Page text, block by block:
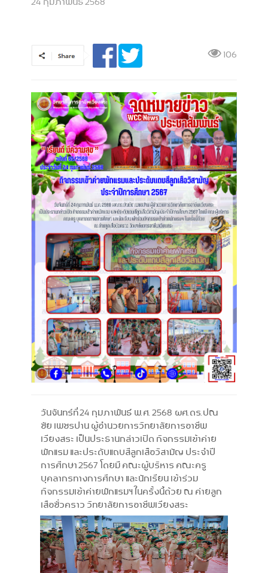
106
วันจันทร์ที่ 24 กุมภาพันธ์ พ.ศ. 2568 ผศ.ดร.ปณ
ชัย เพชรปาน ผู้อำนวยการวิทยาลัยการอาชีพ
เวียงสระ เป็นประธานกล่าวเปิด กิจกรรมเข้าค่าย
พักแรม และประดับแถบสีลูกเสือวิสามัญ ประจำปี
การศึกษา 2567 โดยมี คณะผู้บริหาร คณะครู
บุคลากรทางการศึกษา และนักเรียน เข้าร่วม
กิจกรรมเข้าค่ายพักแรมฯ ในครั้งนี้ด้วย ณ ค่ายลูก
เสือชั่วคราว วิทยาลัยการอาชีพเวียงสระ